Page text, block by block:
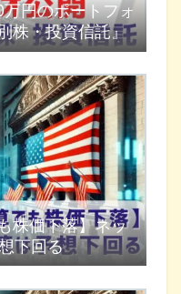
円のポートフォ
株・投資信託』
株価下落】ネッ
下回る